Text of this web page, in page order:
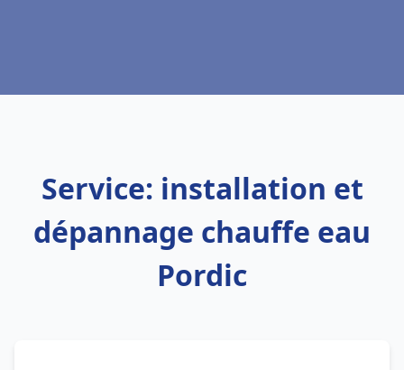
Service: installation et
dépannage chauffe eau
Pordic